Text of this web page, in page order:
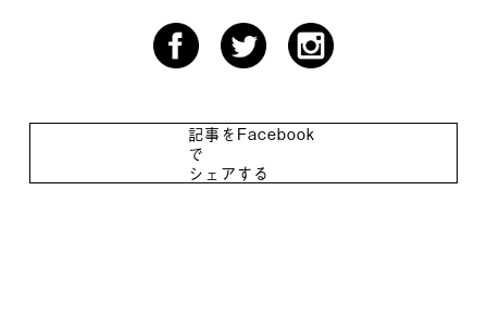
記事をFacebook
で
シェアする